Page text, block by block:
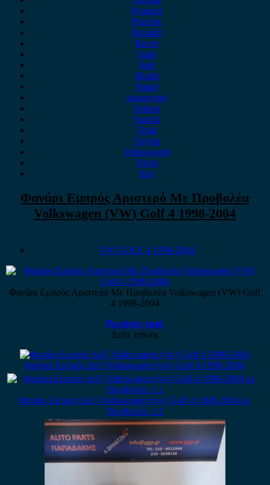
Peugeot
Porsche
Renault
Rover
Saab
Seat
Skoda
Smart
ssangyong
Subaru
Suzuki
Tesla
Toyota
Volkswagen
Volvo
Xev
Φανάρι Εμπρός Αριστερό Με Προβολέα
Volkswagen (VW) Golf 4 1998-2004
VW GOLF 4 1998-2004
Φανάρι Εμπρός Αριστερό Με Προβολέα Volkswagen (VW) Golf
4 1998-2004
Ρωτήστε τιμή
Δείτε επίσης
Φανάρι Εμπρός Δεξί Volkswagen (vw) Golf 4 1998-2004
Φανάρι Εμπρός Δεξί Volkswagen (vw) Golf 4 1998-2004 με
Προβολέα / c1